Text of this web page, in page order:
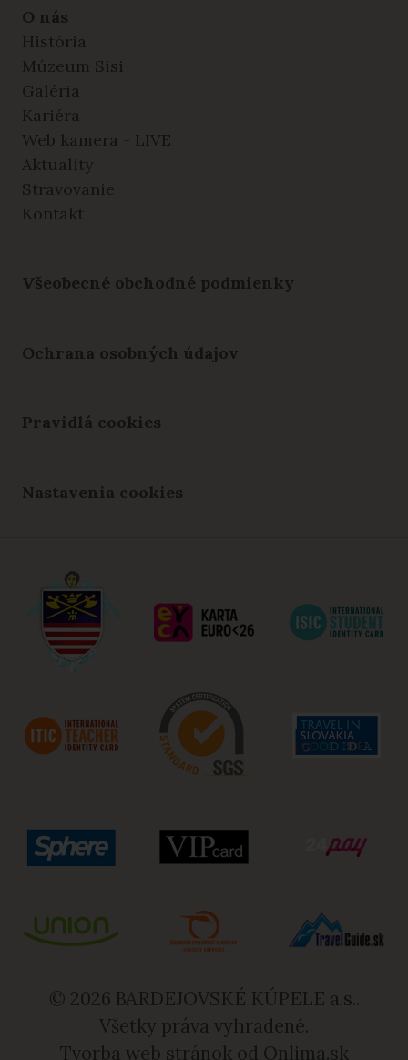
O nás
História
Múzeum Sisi
Galéria
Kariéra
Web kamera - LIVE
Aktuality
Stravovanie
Kontakt
Všeobecné obchodné podmienky
Ochrana osobných údajov
Pravidlá cookies
Nastavenia cookies
© 2026 BARDEJOVSKÉ KÚPELE a.s..
Všetky práva vyhradené.
Tvorba web stránok od Onlima.sk